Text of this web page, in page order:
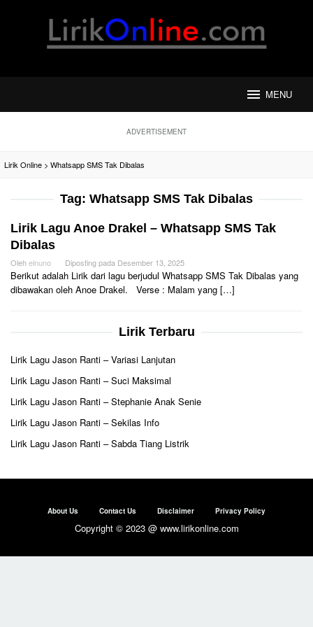
MENU
ADVERTISEMENT
Lirik Online > Whatsapp SMS Tak Dibalas
Tag: Whatsapp SMS Tak Dibalas
Lirik Lagu Anoe Drakel – Whatsapp SMS Tak
Dibalas
Olehelnuno Diposting pada Desember 13, 2025
Berikut adalah Lirik dari lagu berjudul Whatsapp SMS Tak Dibalas yang
dibawakan oleh Anoe Drakel. Verse : Malam yang […]
Lirik Terbaru
Lirik Lagu Jason Ranti – Variasi Lanjutan
Lirik Lagu Jason Ranti – Suci Maksimal
Lirik Lagu Jason Ranti – Stephanie Anak Senie
Lirik Lagu Jason Ranti – Sekilas Info
Lirik Lagu Jason Ranti – Sabda Tiang Listrik
About Us Contact Us Disclaimer Privacy Policy
Copyright © 2023 @ www.lirikonline.com